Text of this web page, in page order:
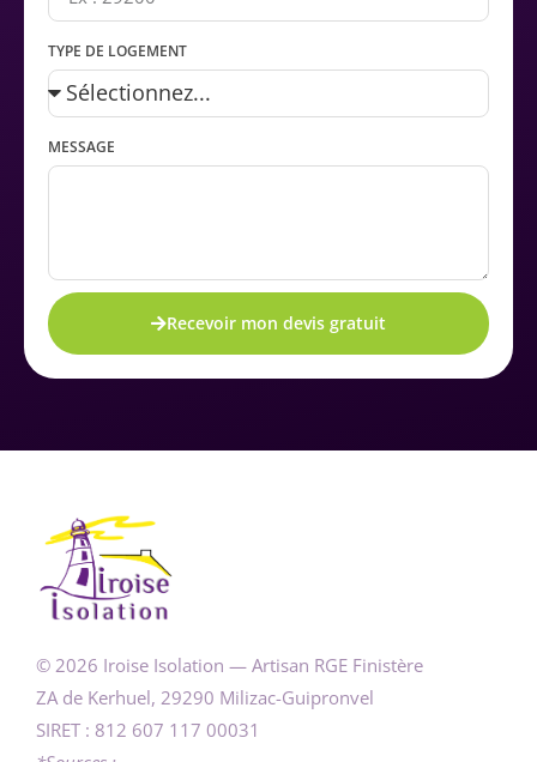
TYPE DE LOGEMENT
MESSAGE
Recevoir mon devis gratuit
© 2026 Iroise Isolation — Artisan RGE Finistère
ZA de Kerhuel, 29290 Milizac-Guipronvel
SIRET : 812 607 117 00031